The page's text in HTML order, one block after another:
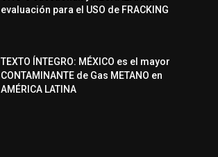
evaluación para el USO de FRACKING
TEXTO ÍNTEGRO: MÉXICO es el mayor
CONTAMINANTE de Gas METANO en
AMÉRICA LATINA